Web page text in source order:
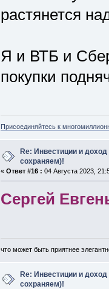
растянется
Я и ВТБ и
покупки
Присоединяйтесь к
Re: Инвестиции и
сохраняем)!
« Ответ #16 : 04 Августа 2023,
Сергей
что может быть приятнее
Re: Инвестиции и
сохраняем)!